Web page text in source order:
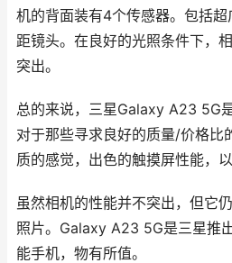
机的背面装有4个传感器。包括
距镜头。在良好的光照条件下，
突出。
总的来说，三星Galaxy A23 5G
对于那些寻求良好的质量/价格比
质的感觉，出色的触摸屏性能，
虽然相机的性能并不突出，但它
照片。Galaxy A23 5G是三星推
能手机，物有所值。